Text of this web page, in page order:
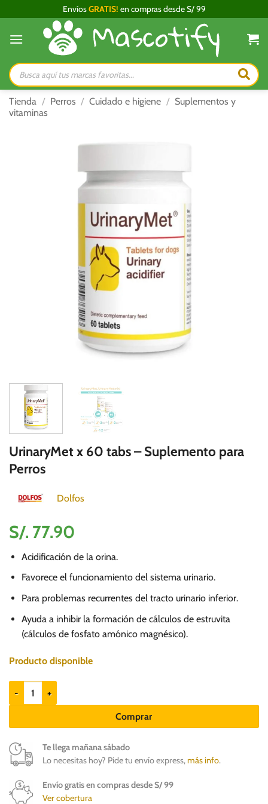
al
contenido
EnvíosGRATIS! en compras desde S/ 99
Búsqueda
de
productos
Tienda / Perros / Cuidado e higiene / Suplementos y
vitaminas
UrinaryMet x 60 tabs – Suplemento para
Perros
Dolfos
S/. 77.90
Acidificación de la orina.
Favorece el funcionamiento del sistema urinario.
Para problemas recurrentes del tracto urinario inferior.
Ayuda a inhibir la formación de cálculos de estruvita
(cálculos de fosfato amónico magnésico).
Producto disponible
UrinaryMet x 60 tabs - Suplemento para Perros cantidad
Comprar
Te llega mañana sábado
Lo necesitas hoy? Pide tu envío express,más info.
Envío gratis en compras desde S/ 99
Ver cobertura